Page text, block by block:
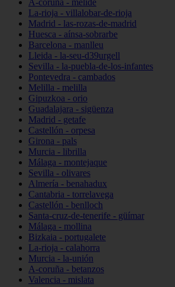
A-coruña - melide
La-rioja - villalobar-de-rioja
Madrid - las-rozas-de-madrid
Huesca - aínsa-sobrarbe
Barcelona - manlleu
Lleida - la-seu-d39urgell
Sevilla - la-puebla-de-los-infantes
Pontevedra - cambados
Melilla - melilla
Gipuzkoa - orio
Guadalajara - sigüenza
Madrid - getafe
Castellón - orpesa
Girona - pals
Murcia - librilla
Málaga - montejaque
Sevilla - olivares
Almería - benahadux
Cantabria - torrelavega
Castellón - benlloch
Santa-cruz-de-tenerife - güímar
Málaga - mollina
Bizkaia - portugalete
La-rioja - calahorra
Murcia - la-unión
A-coruña - betanzos
Valencia - mislata